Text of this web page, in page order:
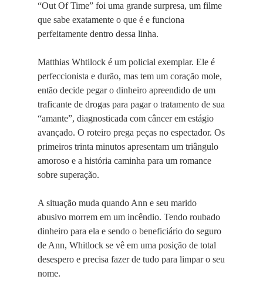
“Out Of Time” foi uma grande surpresa, um filme
que sabe exatamente o que é e funciona
perfeitamente dentro dessa linha.
Matthias Whtilock é um policial exemplar. Ele é
perfeccionista e durão, mas tem um coração mole,
então decide pegar o dinheiro apreendido de um
traficante de drogas para pagar o tratamento de sua
“amante”, diagnosticada com câncer em estágio
avançado. O roteiro prega peças no espectador. Os
primeiros trinta minutos apresentam um triângulo
amoroso e a história caminha para um romance
sobre superação.
A situação muda quando Ann e seu marido
abusivo morrem em um incêndio. Tendo roubado
dinheiro para ela e sendo o beneficiário do seguro
de Ann, Whitlock se vê em uma posição de total
desespero e precisa fazer de tudo para limpar o seu
nome.